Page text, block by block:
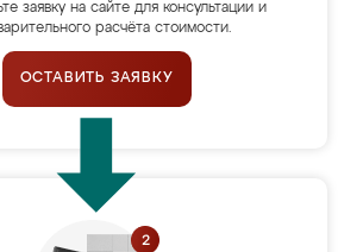
заявку на сайте для консультации и
расчёта стоимости.
ОСТАВИТЬ ЗАЯВКУ